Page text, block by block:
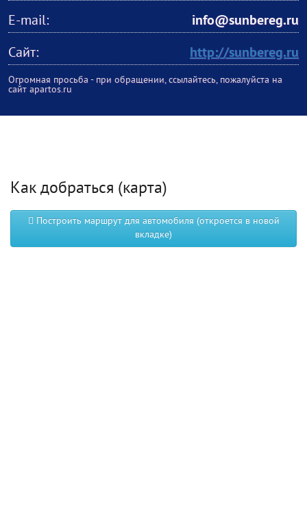
E-mail:
info@sunbereg.ru
Сайт:
http://sunbereg.ru
Огромная просьба - при обращении, ссылайтесь, пожалуйста на
сайт apartos.ru
Как добраться (карта)
Построить маршрут для автомобиля (откроется в новой
вкладке)